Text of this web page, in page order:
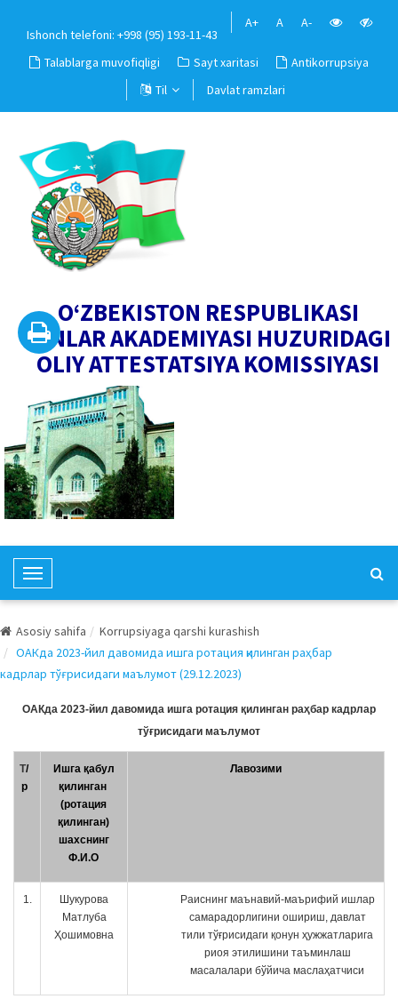
Ishonch telefoni: +998 (95) 193-11-43
A+ A A-
Talablarga muvofiqligi Sayt xaritasi
Antikorrupsiya
Til
Davlat ramzlari
O‘ZBEKISTON RESPUBLIKASI
FANLAR AKADEMIYASI HUZURIDAGI
OLIY ATTESTATSIYA KOMISSIYASI
T
o
g
l
e
N
v
Asosiy sahifa
Korrupsiyaga qarshi kurashish
ОАКда 2023-йил давомида ишга ротация қилинган раҳбар
кадрлар тўғрисидаги маълумот (29.12.2023)
ОАКда 2023-йил давомида ишга ротация қилинган раҳбар кадрлар
тўғрисидаги маълумот
Т/
р
Ишга қабул
қилинган
(ротация
қилинган)
шахснинг
Ф.И.О
Лавозими
1.
Шукурова
Матлуба
Ҳошимовна
Раиснинг маънавий-маърифий ишлар
самарадорлигини ошириш, давлат
тили тўғрисидаги қонун ҳужжатларига
риоя этилишини таъминлаш
масалалари бўйича маслаҳатчиси